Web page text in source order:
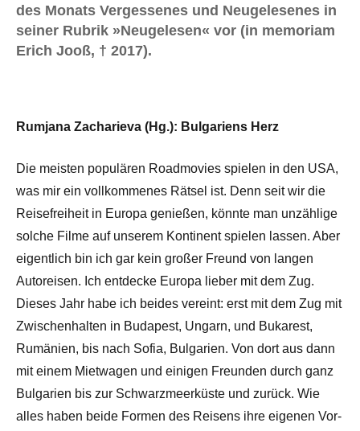
des Monats Vergessenes und Neugelesenes in
seiner Rubrik »Neugelesen« vor (in memoriam
Erich Jooß, † 2017).
Rumjana Zacharieva (Hg.): Bulgariens Herz
Die meisten populären Roadmovies spielen in den USA,
was mir ein vollkommenes Rätsel ist. Denn seit wir die
Reisefreiheit in Europa genießen, könnte man unzählige
solche Filme auf unserem Kontinent spielen lassen. Aber
eigentlich bin ich gar kein großer Freund von langen
Autoreisen. Ich entdecke Europa lieber mit dem Zug.
Dieses Jahr habe ich beides vereint: erst mit dem Zug mit
Zwischenhalten in Budapest, Ungarn, und Bukarest,
Rumänien, bis nach Sofia, Bulgarien. Von dort aus dann
mit einem Mietwagen und einigen Freunden durch ganz
Bulgarien bis zur Schwarzmeerküste und zurück. Wie
alles haben beide Formen des Reisens ihre eigenen Vor-